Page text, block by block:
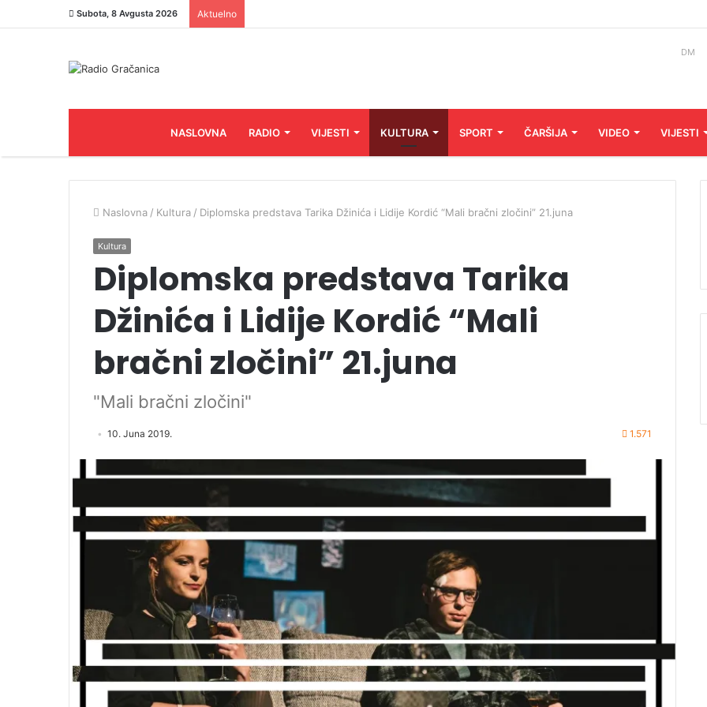
Subota, 8 Avgusta 2026 Aktuelno
DM
NASLOVNA RADIO VIJESTI KULTURA SPORT ČARŠIJA VIDEO VIJESTI
Naslovna / Kultura / Diplomska predstava Tarika Džinića i Lidije Kordić “Mali bračni zločini” 21.juna
Kultura
Diplomska predstava Tarika
Džinića i Lidije Kordić “Mali
bračni zločini” 21.juna
"Mali bračni zločini"
10. Juna 2019. 1.571